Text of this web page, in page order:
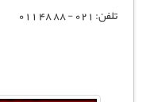
تلفن: 021 - 88 48 011